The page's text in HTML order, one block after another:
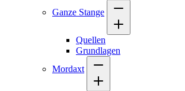
Ganze Stange
Quellen
Grundlagen
Mordaxt